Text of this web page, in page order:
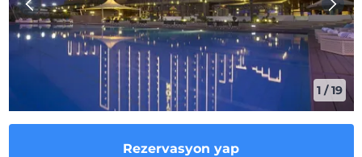
1 /19
Rezervasyon yap